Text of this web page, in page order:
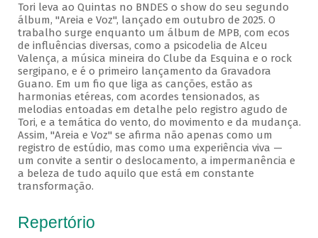
Tori leva ao Quintas no BNDES o show do seu segundo
álbum, "Areia e Voz", lançado em outubro de 2025. O
trabalho surge enquanto um álbum de MPB, com ecos
de influências diversas, como a psicodelia de Alceu
Valença, a música mineira do Clube da Esquina e o rock
sergipano, e é o primeiro lançamento da Gravadora
Guano. Em um fio que liga as canções, estão as
harmonias etéreas, com acordes tensionados, as
melodias entoadas em detalhe pelo registro agudo de
Tori, e a temática do vento, do movimento e da mudança.
Assim, "Areia e Voz" se afirma não apenas como um
registro de estúdio, mas como uma experiência viva —
um convite a sentir o deslocamento, a impermanência e
a beleza de tudo aquilo que está em constante
transformação.
Repertório